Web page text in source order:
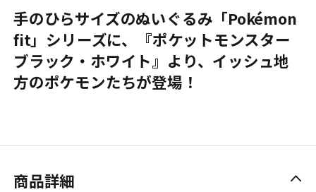
手のひらサイズのぬいぐるみ「Pokémon
fit」シリーズに、『ポケットモンスター
ブラック・ホワイト』より、イッシュ地
方のポケモンたちが登場！
商品詳細